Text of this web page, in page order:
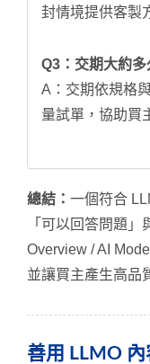
封情境提供客製
Q3：交期大約
A：交期依規格
量試單，協助買
總結： 一個符合
「可以回答問題」
Overview / AI
並讓買主產生高品
善用 LLMO